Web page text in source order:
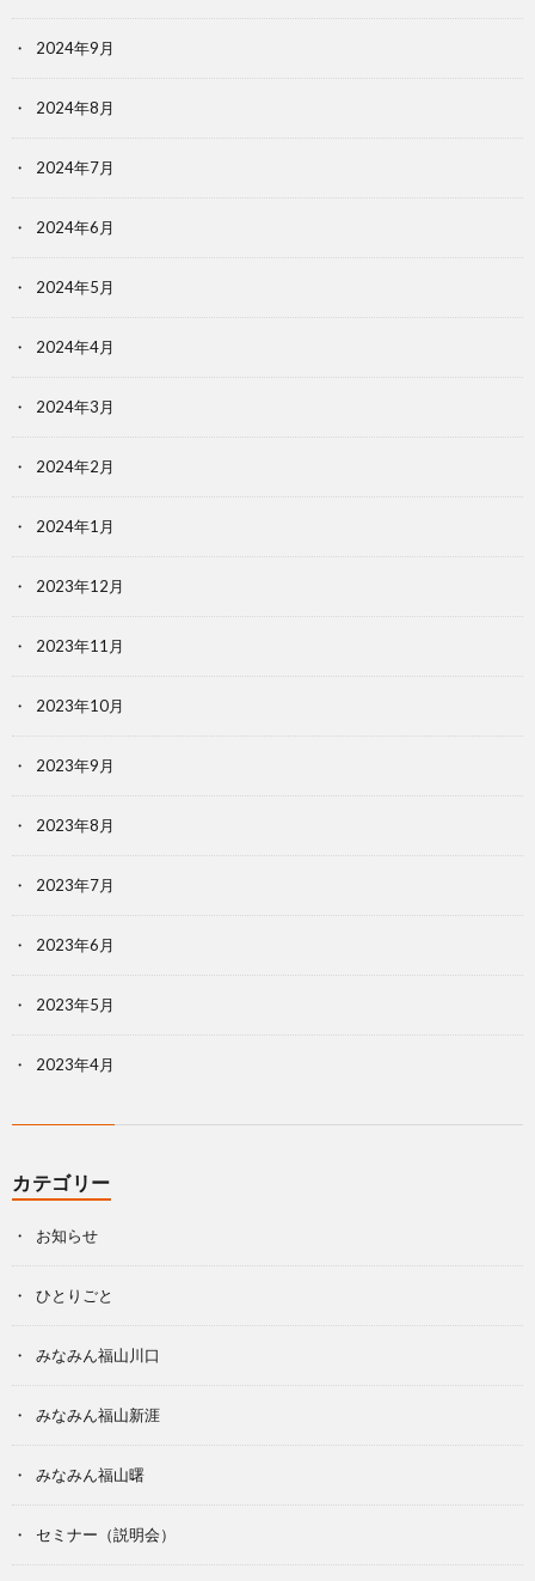
2024年9月
2024年8月
2024年7月
2024年6月
2024年5月
2024年4月
2024年3月
2024年2月
2024年1月
2023年12月
2023年11月
2023年10月
2023年9月
2023年8月
2023年7月
2023年6月
2023年5月
2023年4月
カテゴリー
お知らせ
ひとりごと
みなみん福山川口
みなみん福山新涯
みなみん福山曙
セミナー（説明会）